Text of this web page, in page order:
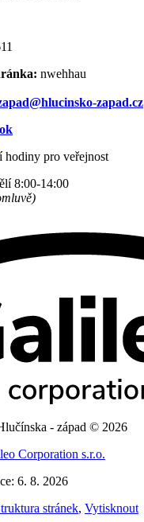
nwehhau
zapad.cz
hodiny pro veřejnost
8:00-14:00
- západ © 2026
Corporation s.r.o.
6. 8. 2026
stránek, Vytisknout